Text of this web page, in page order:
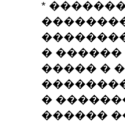
*
�
����� �
�
������